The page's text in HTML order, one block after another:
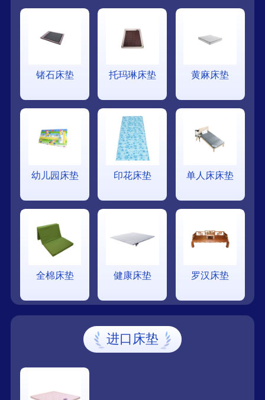
锗石床垫 托玛琳床垫 黄麻床垫
幼儿园床垫 印花床垫 单人床床垫
全棉床垫 健康床垫 罗汉床垫
进口床垫